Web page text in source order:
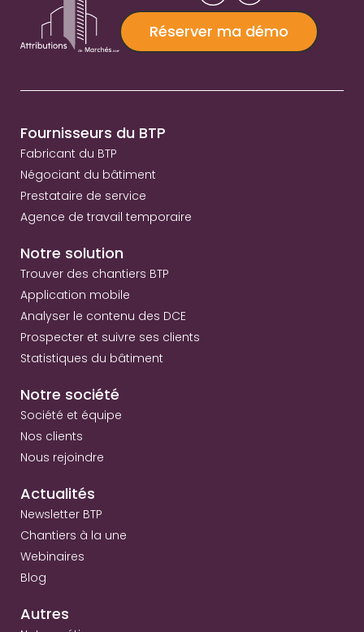
Réserver ma démo
Fournisseurs du BTP
Fabricant du BTP
Négociant du bâtiment
Prestataire de service
Agence de travail temporaire
Notre solution
Trouver des chantiers BTP
Application mobile
Analyser le contenu des DCE
Prospecter et suivre ses clients
Statistiques du bâtiment
Notre société
Société et équipe
Nos clients
Nous rejoindre
Actualités
Newsletter BTP
Chantiers à la une
Webinaires
Blog
Autres